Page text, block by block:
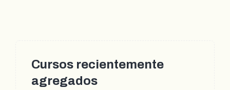
Cursos recientemente
agregados